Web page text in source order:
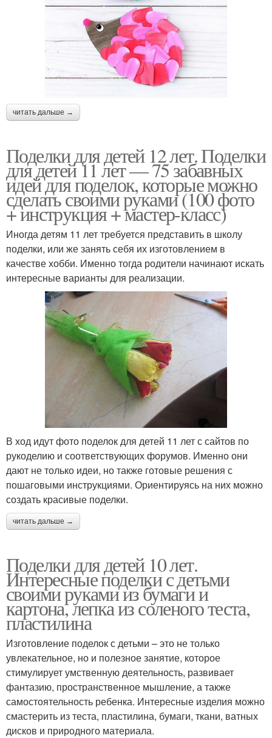
читать дальше →
Поделки для детей 12 лет. Поделки
для детей 11 лет — 75 забавных
идей для поделок, которые можно
сделать своими руками (100 фото
+ инструкция + мастер-класс)
Иногда детям 11 лет требуется представить в школу
поделки, или же занять себя их изготовлением в
качестве хобби. Именно тогда родители начинают искать
интересные варианты для реализации.
В ход идут фото поделок для детей 11 лет с сайтов по
рукоделию и соответствующих форумов. Именно они
дают не только идеи, но также готовые решения с
пошаговыми инструкциями. Ориентируясь на них можно
создать красивые поделки.
читать дальше →
Поделки для детей 10 лет.
Интересные поделки с детьми
своими руками из бумаги и
картона, лепка из соленого теста,
пластилина
Изготовление поделок с детьми – это не только
увлекательное, но и полезное занятие, которое
стимулирует умственную деятельность, развивает
фантазию, пространственное мышление, а также
самостоятельность ребенка. Интересные изделия можно
смастерить из теста, пластилина, бумаги, ткани, ватных
дисков и природного материала.